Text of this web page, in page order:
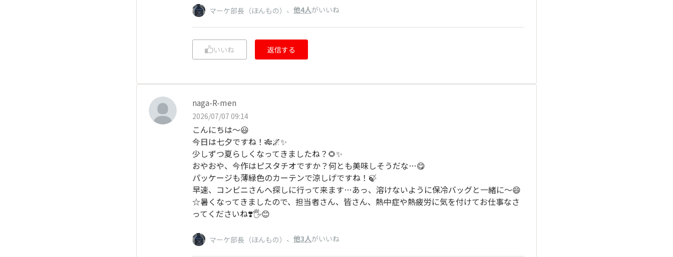
マーケ部長（ほんもの） 、 他4人がいいね
いいね 返信する
naga-R-men
2026/07/07 09:14
こんにちは～😃
今日は七夕ですね！🎋🌌✨
少しずつ夏らしくなってきましたね？🌻✨
おやおや、今作はピスタチオですか？何とも美味しそうだな…😋
パッケージも薄緑色のカーテンで涼しげですね！🍃
早速、コンビニさんへ探しに行って来ます…あっ、溶けないように保冷バッグと一緒に～😄
☆暑くなってきましたので、担当者さん、皆さん、熱中症や熱疲労に気を付けてお仕事なさ
ってくださいね❣️🖐😊
マーケ部長（ほんもの） 、 他3人がいいね